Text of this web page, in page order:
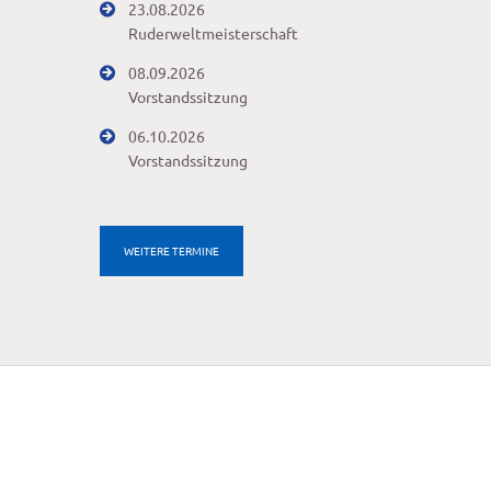
23.08.2026
Ruderweltmeisterschaft
08.09.2026
Vorstandssitzung
06.10.2026
Vorstandssitzung
WEITERE TERMINE